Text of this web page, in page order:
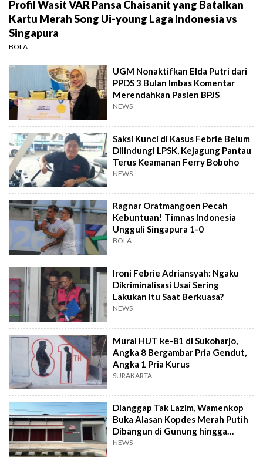
Profil Wasit VAR Pansa Chaisanit yang Batalkan
Kartu Merah Song Ui-young Laga Indonesia vs
Singapura
BOLA
UGM Nonaktifkan Elda Putri dari
PPDS 3 Bulan Imbas Komentar
Merendahkan Pasien BPJS
NEWS
Saksi Kunci di Kasus Febrie Belum
Dilindungi LPSK, Kejagung Pantau
Terus Keamanan Ferry Boboho
NEWS
Ragnar Oratmangoen Pecah
Kebuntuan! Timnas Indonesia
Ungguli Singapura 1-0
BOLA
Ironi Febrie Adriansyah: Ngaku
Dikriminalisasi Usai Sering
Lakukan Itu Saat Berkuasa?
NEWS
Mural HUT ke-81 di Sukoharjo,
Angka 8 Bergambar Pria Gendut,
Angka 1 Pria Kurus
SURAKARTA
Dianggap Tak Lazim, Wamenkop
Buka Alasan Kopdes Merah Putih
Dibangun di Gunung hingga
Dekat TPA
NEWS